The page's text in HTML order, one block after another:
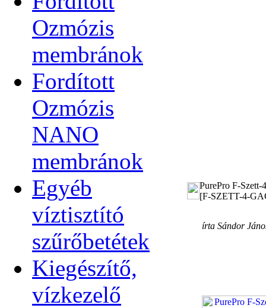
Ozmózis
membránok
Fordított
Ozmózis
NANO
membránok
Egyéb
víztisztító
szűrőbetétek
Kiegészítő,
vízkezelő
PurePro F-Szett-
[F-SZETT-4-
írta Sándor